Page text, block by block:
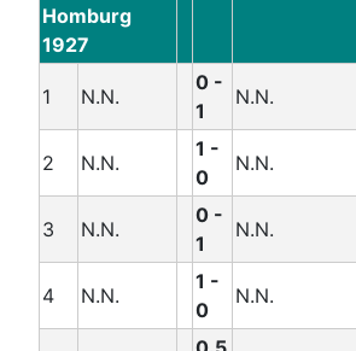
Homburg
1927
1 N.N.
0 -
1
N.N.
2 N.N.
1 -
0
N.N.
3 N.N.
0 -
1
N.N.
4 N.N.
1 -
0
N.N.